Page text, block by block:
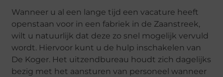
Wanneer u al een lange tijd een vacature heeft
openstaan voor in een fabriek in de Zaanstreek,
wilt u natuurlijk dat deze zo snel mogelijk vervuld
wordt. Hiervoor kunt u de hulp inschakelen van
De Koger. Het uitzendbureau houdt zich dagelijks
bezig met het aansturen van personeel wanneer